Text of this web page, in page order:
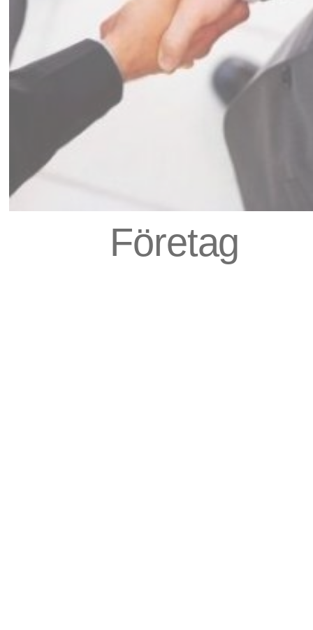
Företag
Reklam
Lokaler